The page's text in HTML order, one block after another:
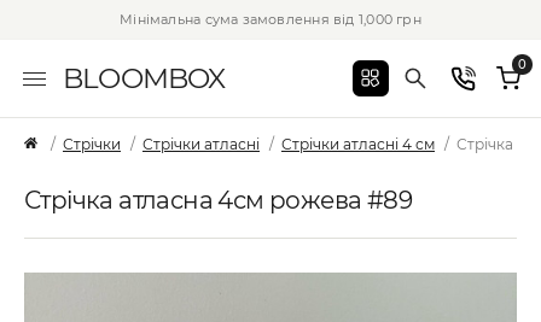
Мінімальна сума замовлення від 1,000 грн
BLOOMBOX 0
Стрічки Стрічки атласні Стрічки атласні 4 см Стрічка
Стрічка атласна 4см рожева #89